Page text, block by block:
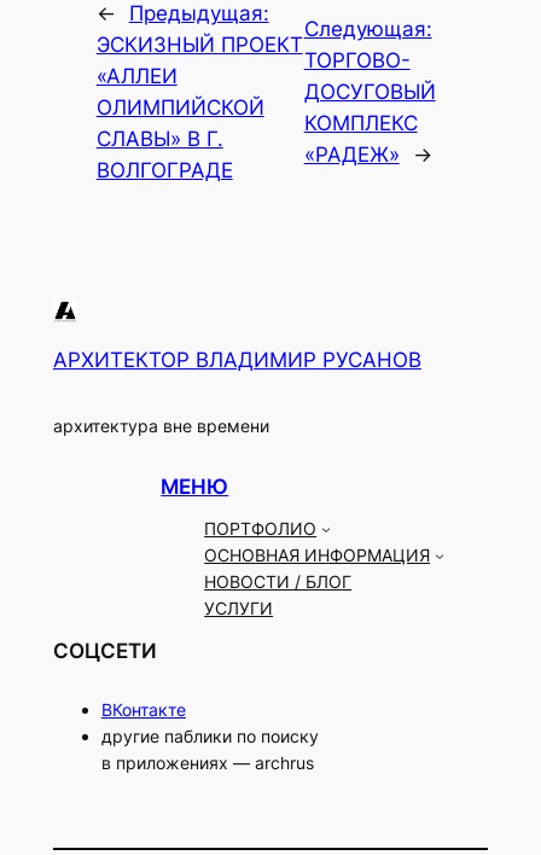
←
Предыдущая:
ЭСКИЗНЫЙ ПРОЕКТ
«АЛЛЕИ
ОЛИМПИЙСКОЙ
СЛАВЫ» В Г.
ВОЛГОГРАДЕ
Следующая:
ТОРГОВО-
ДОСУГОВЫЙ
КОМПЛЕКС
«РАДЕЖ»
→
АРХИТЕКТОР ВЛАДИМИР РУСАНОВ
архитектура вне времени
МЕНЮ
ПОРТФОЛИО
ОСНОВНАЯ ИНФОРМАЦИЯ
НОВОСТИ / БЛОГ
УСЛУГИ
СОЦСЕТИ
ВКонтакте
другие паблики по поиску
в приложениях — archrus